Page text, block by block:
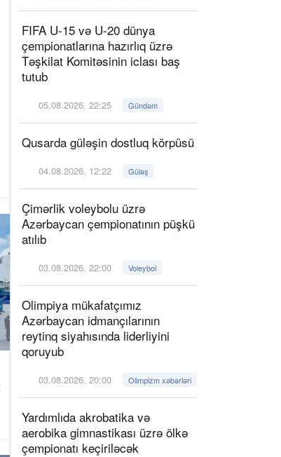
FIFA U-15 və U-20 dünya
çempionatlarına hazırlıq üzrə
Təşkilat Komitəsinin iclası baş
tutub
05.08.2026, 22:25 Gündəm
Qusarda güləşin dostluq körpüsü
04.08.2026, 12:22 Güləş
Çimərlik voleybolu üzrə
Azərbaycan çempionatının püşkü
atılıb
03.08.2026, 22:00 Voleybol
Olimpiya mükafatçımız
Azərbaycan idmançılarının
reytinq siyahısında liderliyini
qoruyub
03.08.2026, 20:00 Olimpizm xəbərləri
Yardımlıda akrobatika və
aerobika gimnastikası üzrə ölkə
çempionatı keçiriləcək